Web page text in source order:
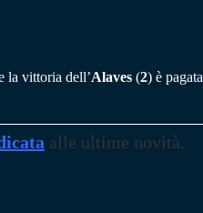
la vittoria dell’Alaves (2) è pagata
alle ultime novità.